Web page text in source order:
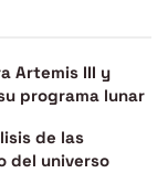
Artemis III y
programa lunar
de las
del universo